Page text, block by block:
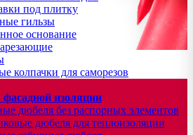
под плитку
гильзы
основание
колпачки для саморезов
изоляции
дюбеля без распорных элементов
дюбеля для теплоизоляции